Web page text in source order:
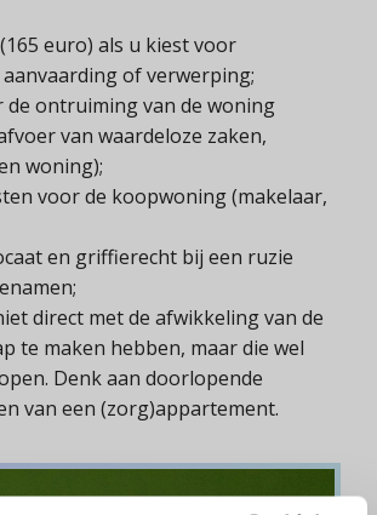
euro) als u kiest voor
of verwerping;
de ontruiming van de woning
van waardeloze zaken,
woning);
voor de koopwoning (makelaar,
en griffierecht bij een ruzie
direct met de afwikkeling van de
te maken hebben, maar die wel
Denk aan doorlopende
van een (zorg)appartement.